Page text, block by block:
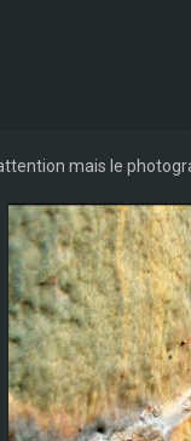
mais le